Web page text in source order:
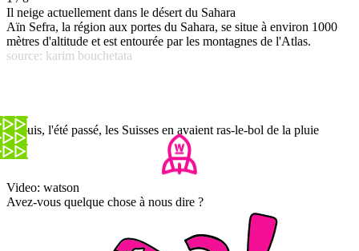
Il neige actuellement dans le désert du Sahara
Aïn Sefra, la région aux portes du Sahara, se situe à environ 1000
mètres d'altitude et est entourée par les montagnes de l'Atlas.
source: karim bouchetata
Et puis, l'été passé, les Suisses en avaient ras-le-bol de la pluie
Video: watson
Avez-vous quelque chose à nous dire ?